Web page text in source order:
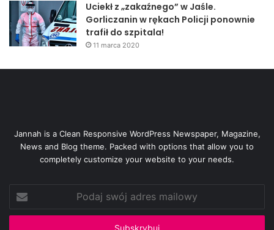
Uciekł z „zakaźnego” w Jaśle.
Gorliczanin w rękach Policji ponownie
trafił do szpitala!
11 marca 2020
Jannah is a Clean Responsive WordPress Newspaper, Magazine,
News and Blog theme. Packed with options that allow you to
completely customize your website to your needs.
swój
adres